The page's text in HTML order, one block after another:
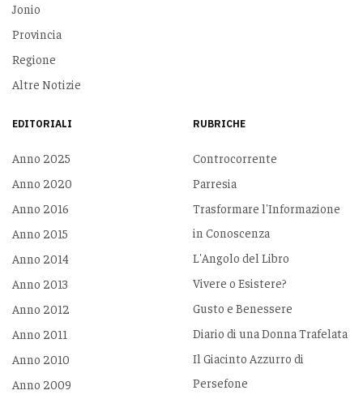
Jonio
Provincia
Regione
Altre Notizie
EDITORIALI
Anno 2025
Anno 2020
Anno 2016
Anno 2015
Anno 2014
Anno 2013
Anno 2012
Anno 2011
Anno 2010
Anno 2009
RUBRICHE
Controcorrente
Parresia
Trasformare l'Informazione
in Conoscenza
L'Angolo del Libro
Vivere o Esistere?
Gusto e Benessere
Diario di una Donna Trafelata
Il Giacinto Azzurro di
Persefone